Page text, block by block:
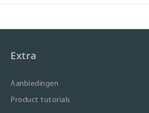
Extra
Aanbiedingen
Product tutorials